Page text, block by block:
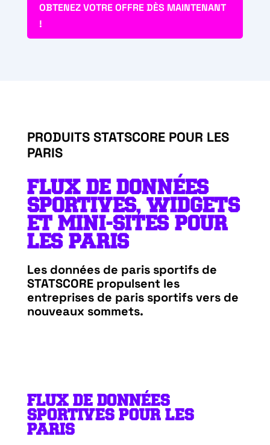
OBTENEZ VOTRE OFFRE DÈS MAINTENANT
!
PRODUITS STATSCORE POUR LES
PARIS
FLUX DE DONNÉES
SPORTIVES, WIDGETS
ET MINI-SITES POUR
LES PARIS
Les données de paris sportifs de
STATSCORE propulsent les
entreprises de paris sportifs vers de
nouveaux sommets.
FLUX DE DONNÉES
SPORTIVES POUR LES
PARIS